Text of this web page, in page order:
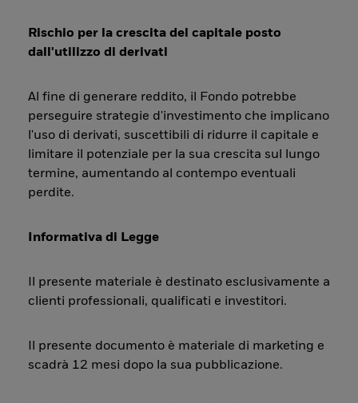
Rischio per la crescita del capitale posto
dall'utilizzo di derivati
Al fine di generare reddito, il Fondo potrebbe
perseguire strategie d'investimento che implicano
l'uso di derivati, suscettibili di ridurre il capitale e
limitare il potenziale per la sua crescita sul lungo
termine, aumentando al contempo eventuali
perdite.
Informativa di Legge
Il presente materiale è destinato esclusivamente a
clienti professionali, qualificati e investitori.
Il presente documento è materiale di marketing e
scadrà 12 mesi dopo la sua pubblicazione.